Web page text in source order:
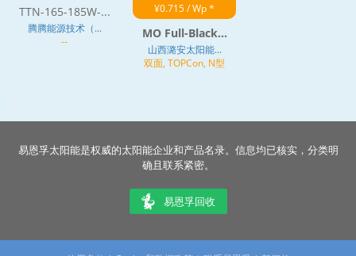
TTN-165-185W-...
腾腾能源技术（...
--
¥0.715 / Wp *
MO Full-Black...
山西潞安太阳能...
双面, TOPCon, N型
易恩孚太阳能是权威的太阳能企业和产品名录。信息均已核实，分类明
确且联系紧密。
易恩孚回收